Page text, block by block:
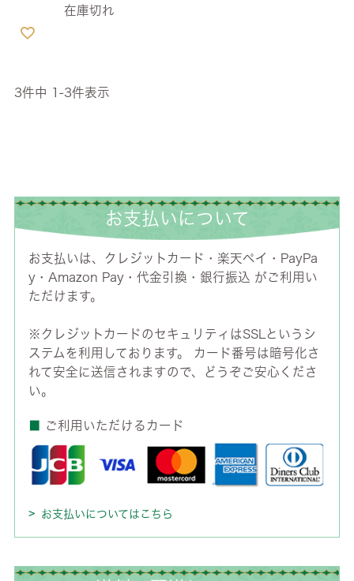
在庫切れ
3件中 1 -3件表示
お支払いについて
お支払いは、クレジットカード・楽天ペイ・PayPa
y・Amazon Pay・代金引換・銀行振込 がご利用い
ただけます。
※クレジットカードのセキュリティはSSLというシ
ステムを利用しております。 カード番号は暗号化さ
れて安全に送信されますので、どうぞご安心くださ
い。
ご利用いただけるカード
お支払いについてはこちら